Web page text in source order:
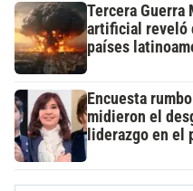
Tercera
artificial reveló
países
Encuesta
midieron el
liderazgo en el